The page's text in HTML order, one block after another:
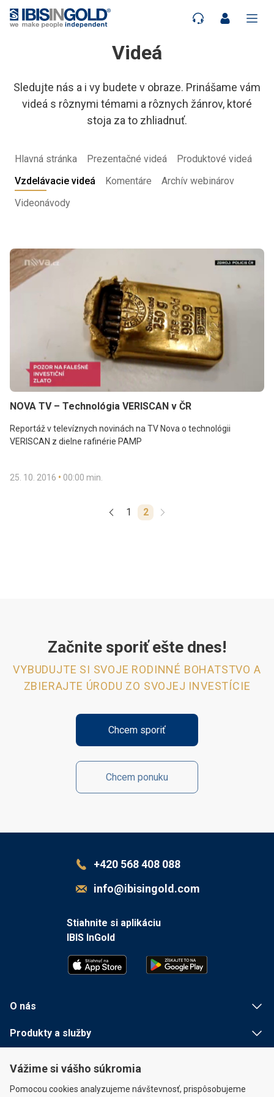
Vážime si vášho súkromia
Pomocou cookies analyzujeme návštevnosť, prispôsobujeme
Videá
Sledujte nás a i vy budete v obraze. Prinášame vám
videá s rôznymi témami a rôznych žánrov, ktoré
stoja za to zhliadnuť.
Hlavná stránka Prezentačné videá
Produktové videá
Vzdelávacie videá
Komentáre
Archív webinárov
Videonávody
NOVA TV – Technológia VERISCAN v ČR
Reportáž v televíznych novinách na TV Nova o technológii
VERISCAN z dielne rafinérie PAMP
25. 10. 2016 • 00:00 min.
1 2
Začnite sporiť ešte dnes!
VYBUDUJTE SI SVOJE RODINNÉ BOHATSTVO A
ZBIERAJTE ÚRODU ZO SVOJEJ INVESTÍCIE
Chcem sporiť
Chcem ponuku
+420 568 408 088
info@ibisingold.com
Stiahnite si aplikáciu
IBIS InGold
O nás
Produkty a služby
Rychlé odkazy